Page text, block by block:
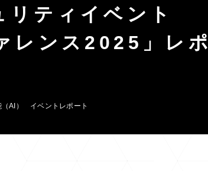
ティイベント
レンス2025」レポ
AI） イベントレポート